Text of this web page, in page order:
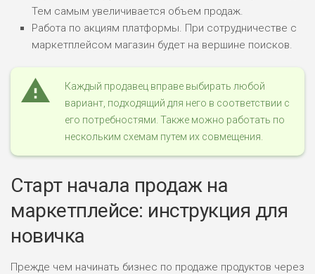
Тем самым увеличивается объем продаж.
Работа по акциям платформы. При сотрудничестве с
маркетплейсом магазин будет на вершине поисков.
Каждый продавец вправе выбирать любой
вариант, подходящий для него в соответствии с
его потребностями. Также можно работать по
нескольким схемам путем их совмещения.
Старт начала продаж на
маркетплейсе: инструкция для
новичка
Прежде чем начинать бизнес по продаже продуктов через